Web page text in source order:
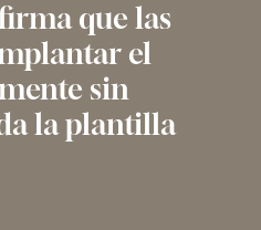
que las
el
sin
la plantilla